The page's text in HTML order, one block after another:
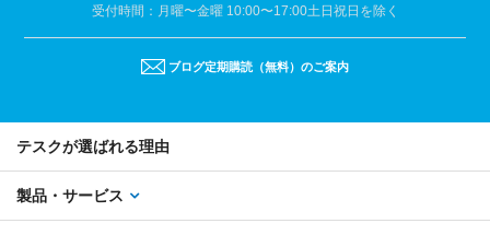
受付時間：月曜〜金曜 10:00〜17:00土日祝日を除く
ブログ定期購読（無料）のご案内
テスクが選ばれる理由
製品・サービス